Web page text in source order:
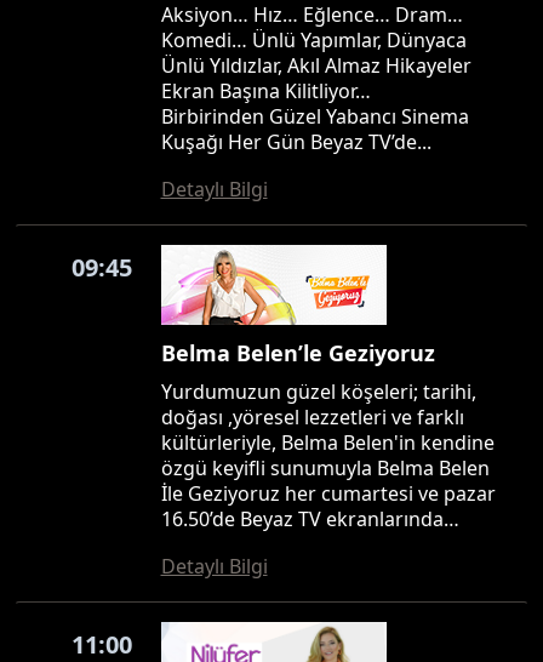
Aksiyon… Hız… Eğlence… Dram…
Komedi… Ünlü Yapımlar, Dünyaca
Ünlü Yıldızlar, Akıl Almaz Hikayeler
Ekran Başına Kilitliyor…
Birbirinden Güzel Yabancı Sinema
Kuşağı Her Gün Beyaz TV’de...
Detaylı Bilgi
09:45
Belma Belen’le Geziyoruz
Yurdumuzun güzel köşeleri; tarihi,
doğası ,yöresel lezzetleri ve farklı
kültürleriyle, Belma Belen'in kendine
özgü keyifli sunumuyla Belma Belen
İle Geziyoruz her cumartesi ve pazar
16.50’de Beyaz TV ekranlarında…
Detaylı Bilgi
11:00